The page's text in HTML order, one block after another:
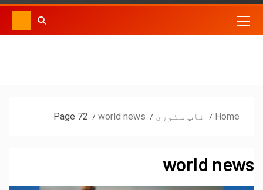
Home ٹاپ سٹوری world news
Page 72
world news